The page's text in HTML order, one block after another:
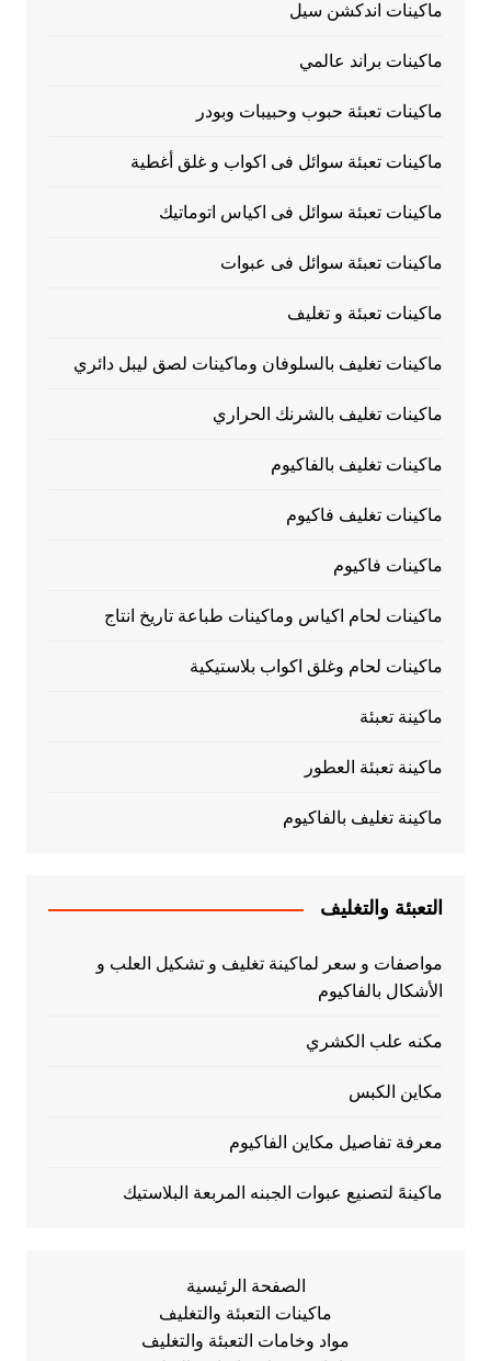
ماكينات اندكشن سيل
ماكينات براند عالمي
ماكينات تعبئة حبوب وحبيبات وبودر
ماكينات تعبئة سوائل فى اكواب و غلق أغطية
ماكينات تعبئة سوائل فى اكياس اتوماتيك
ماكينات تعبئة سوائل فى عبوات
ماكينات تعبئة و تغليف
ماكينات تغليف بالسلوفان وماكينات لصق ليبل دائري
ماكينات تغليف بالشرنك الحراري
ماكينات تغليف بالفاكيوم
ماكينات تغليف فاكيوم
ماكينات فاكيوم
ماكينات لحام اكياس وماكينات طباعة تاريخ انتاج
ماكينات لحام وغلق اكواب بلاستيكية
ماكينة تعبئة
ماكينة تعبئة العطور
ماكينة تغليف بالفاكيوم
التعبئة والتغليف
مواصفات و سعر لماكينة تغليف و تشكيل العلب و
الأشكال بالفاكيوم
مكنه علب الكشري
مكاين الكبس
معرفة تفاصيل مكاين الفاكيوم
ماكينهً لتصنيع عبوات الجبنه المربعة البلاستيك
الصفحة الرئيسية
ماكينات التعبئة والتغليف
مواد وخامات التعبئة والتغليف